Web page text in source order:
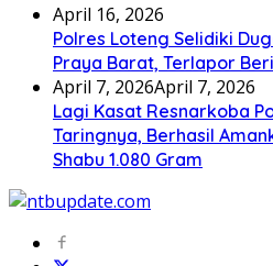
April 16, 2026
Polres Loteng Selidiki
Praya Barat, Terlapor
April 7, 2026April 7, 2026
Lagi Kasat Resnarkoba
Taringnya, Berhasil
Shabu 1.080 Gram